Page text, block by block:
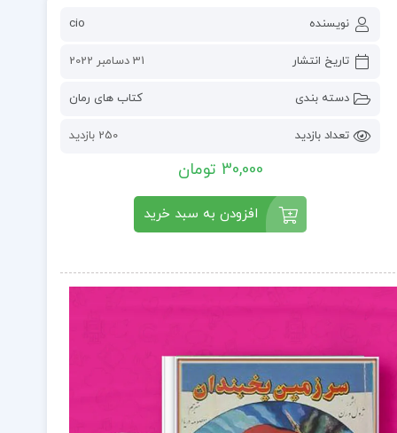
نویسنده cio
تاریخ انتشار 31 دسامبر 2022
دسته بندی کتاب های رمان
تعداد بازدید 250 بازدید
30,000 تومان
افزودن به سبد خرید